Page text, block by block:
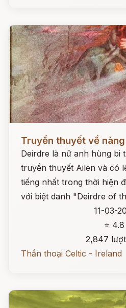
Đọc ngay
Truyền thuyết về
Deirdre là nữ anh hùng bi
truyền thuyết Ailen và có
tiếng nhất trong thời hiện
với biệt danh "Deirdre of
11-03-
⭐ 4.8
2,847
Thần thoại Celtic - Ireland